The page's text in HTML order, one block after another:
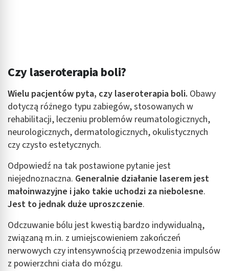
Czy laseroterapia boli?
Wielu pacjentów pyta, czy laseroterapia boli. Obawy
dotyczą różnego typu zabiegów, stosowanych w
rehabilitacji, leczeniu problemów reumatologicznych,
neurologicznych, dermatologicznych, okulistycznych
czy czysto estetycznych.
Odpowiedź na tak postawione pytanie jest
niejednoznaczna. Generalnie działanie laserem jest
małoinwazyjne i jako takie uchodzi za niebolesne.
Jest to jednak duże uproszczenie.
Odczuwanie bólu jest kwestią bardzo indywidualną,
związaną m.in. z umiejscowieniem zakończeń
nerwowych czy intensywnością przewodzenia impulsów
z powierzchni ciała do mózgu.